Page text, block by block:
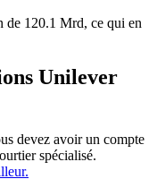
120.1 Mrd, ce qui en
Unilever
devez avoir un compte
spécialisé.